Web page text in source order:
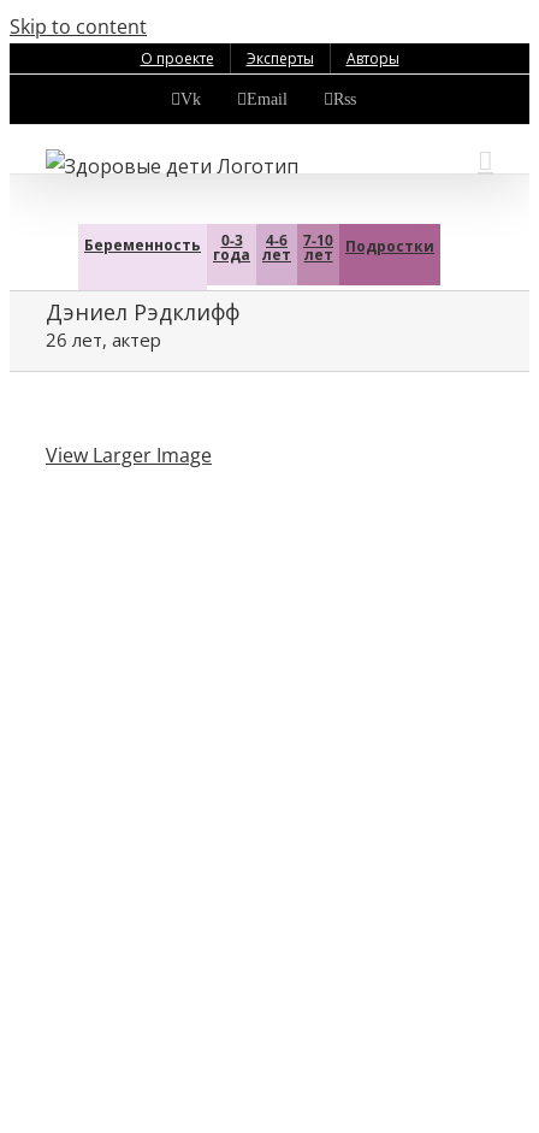
Skip to content
О проекте Эксперты Авторы
Vk Email Rss
Беременность 0-3
года
4-6
лет
7-10
лет Подростки
Дэниел Рэдклифф
26 лет, актер
View Larger Image